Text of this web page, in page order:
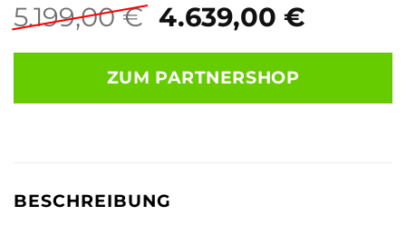
5.199,00€ Ursprünglicher
war:
5.199,00 €
4.639,00 €
ZUM PARTNERSHOP
BESCHREIBUNG